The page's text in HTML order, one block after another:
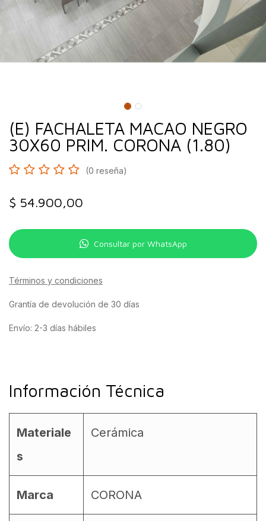
(E) FACHALETA MACAO NEGRO
30X60 PRIM. CORONA (1.80)
(0 reseña)
$ 54.900,00
Consultar por WhatsApp
Términos y condiciones
Grantía de devolución de 30 días
Envío: 2-3 días hábiles
Información Técnica
Materiale
s
Cerámica
Marca CORONA